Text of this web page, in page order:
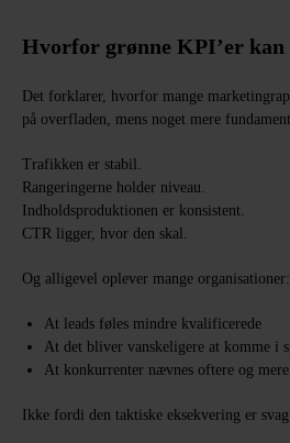
Hvorfor grønne KPI’er
Det forklarer, hvorfor mange
på overfladen, mens noget mere
Trafikken er stabil.
Rangeringerne holder niveau.
Indholdsproduktionen er konsistent.
CTR ligger, hvor den skal.
Og alligevel oplever mange organisationer:
At leads føles mindre kvalificerede
At det bliver vanskeligere at komme i
At konkurrenter nævnes oftere og
Ikke fordi den taktiske eksekvering er svag.